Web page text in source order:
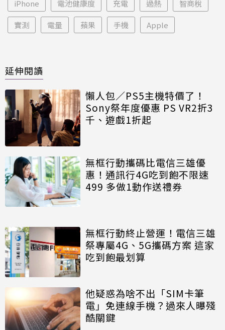
iPhone 電池健康度 充電 過熱 智商稅
實測 電量 蘋果 手機 Apple
延伸閱讀
懶人包／PS5主機特價了！
Sony祭年度優惠 PS VR2折3
千、遊戲1折起
無框行動攜碼比電信三雄優
惠！通訊行4G吃到飽不限速
499 多做1動作送禮券
無框行動終止營運！電信三雄
祭專屬4G、5G攜碼方案 這家
吃到飽最划算
他疑惑為啥不出「SIM卡筆
電」免連線手機？過來人曝殘
酷關鍵